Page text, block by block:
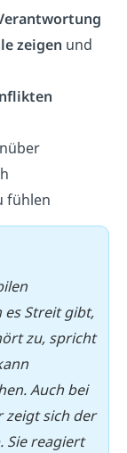
zeigen und
fühlen
es Streit gibt,
zu, spricht
Auch bei
zeigt sich der
Sie reagiert